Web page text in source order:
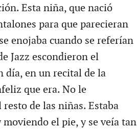
Esta niña, que nació
para que parecieran
enojaba cuando se referían
Jazz escondieron el
día, en un recital de la
que era. No le
de las niñas. Estaba
el pie, y se veía tan